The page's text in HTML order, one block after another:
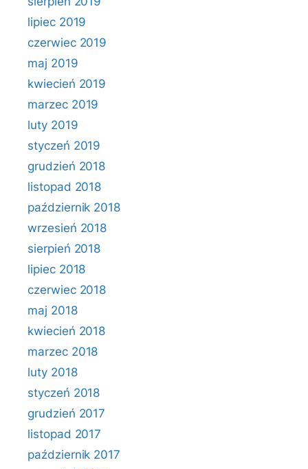
lipiec 2019
czerwiec 2019
maj 2019
kwiecień 2019
marzec 2019
luty 2019
styczeń 2019
grudzień 2018
listopad 2018
październik 2018
wrzesień 2018
sierpień 2018
lipiec 2018
czerwiec 2018
maj 2018
kwiecień 2018
marzec 2018
luty 2018
styczeń 2018
grudzień 2017
listopad 2017
październik 2017